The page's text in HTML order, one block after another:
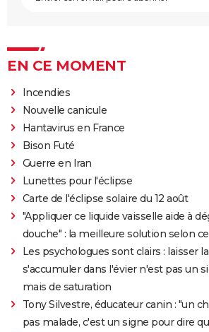
EN CE MOMENT
Incendies
Nouvelle canicule
Hantavirus en France
Bison Futé
Guerre en Iran
Lunettes pour l'éclipse
Carte de l'éclipse solaire du 12 août
"Appliquer ce liquide vaisselle aide à
douche" : la meilleure solution selon
Les psychologues sont clairs : laisser
s'accumuler dans l'évier n'est pas un
mais de saturation
Tony Silvestre, éducateur canin : "un
pas malade, c'est un signe pour dire